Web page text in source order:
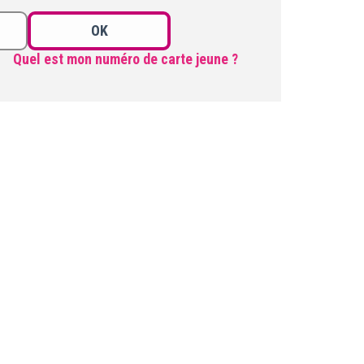
OK
Quel est mon numéro de carte jeune ?